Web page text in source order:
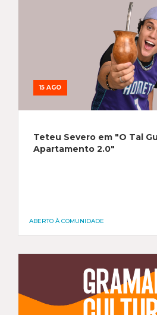
15 AGO
Teteu Severo em "O Tal
Apartamento 2.0"
ABERTO À COMUNIDADE